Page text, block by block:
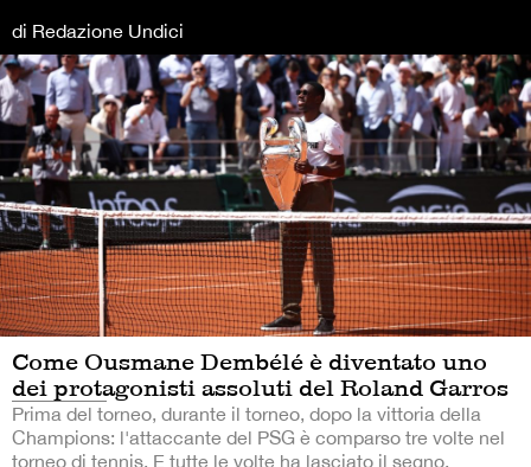
di Redazione Undici
Come Ousmane Dembélé è diventato uno
dei protagonisti assoluti del Roland Garros
Prima del torneo, durante il torneo, dopo la vittoria della
Champions: l'attaccante del PSG è comparso tre volte nel
torneo di tennis. E tutte le volte ha lasciato il segno.